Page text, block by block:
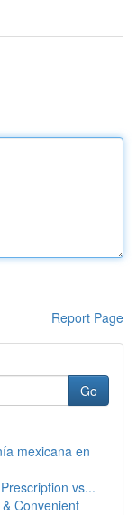
Report Page
Go
mexicana en
vs...
Convenient